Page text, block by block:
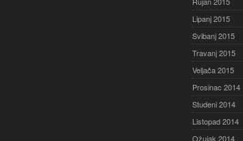
Lipanj 2015
Svibanj 2015
Travanj 2015
Veljača 2015
Prosinac 2014
Studeni 2014
Listopad 2014
Ožujak 2014